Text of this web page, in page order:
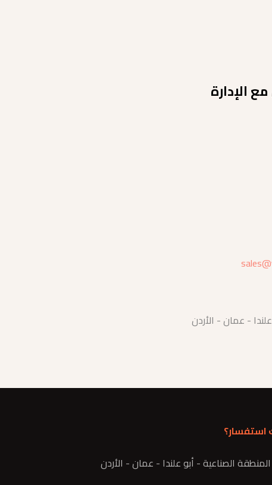
الإدارة
- عمان - الأردن
استفسار؟
المنطقة الصناعية - أبو علندا - عمان - الأردن